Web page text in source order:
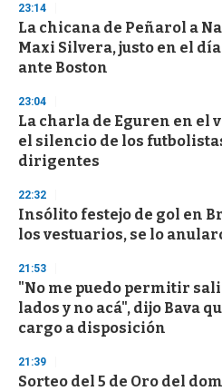
d
s
o
f
3
s
e
c
o
n
23:14
La chicana de Peñarol a
Maxi Silvera, justo en el
ante Boston
23:04
La charla de Eguren en el
el silencio de los
dirigentes
22:32
Insólito festejo de gol en
los vestuarios, se lo
21:53
"No me puedo permitir
lados y no acá", dijo Bava
cargo a disposición
21:39
Sorteo del 5 de Oro del